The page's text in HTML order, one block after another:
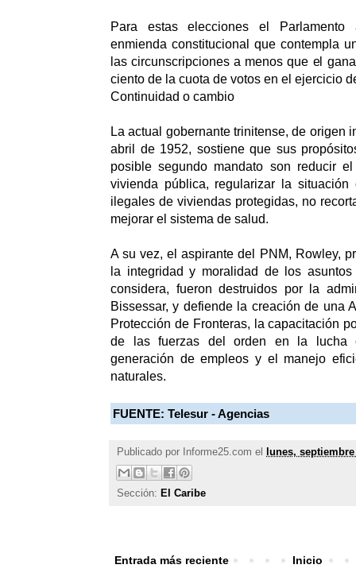
Para estas elecciones el
enmienda constitucional que contempla
las circunscripciones a menos que el
ciento de la cuota de votos en el ejercicio
Continuidad o cambio
La actual gobernante trinitense, de origen
abril de 1952, sostiene que sus
posible segundo mandato son reducir
vivienda pública, regularizar la
ilegales de viviendas protegidas, no
mejorar el sistema de salud.
A su vez, el aspirante del PNM, Rowley,
la integridad y moralidad de los
considera, fueron destruidos por la
Bissessar, y defiende la creación de una
Protección de Fronteras, la capacitación
de las fuerzas del orden en la lucha
generación de empleos y el manejo
naturales.
FUENTE: Telesur - Agencias
Publicado por Informe25.com el lunes, septiembre
Sección: El Caribe
Entrada más reciente Inicio